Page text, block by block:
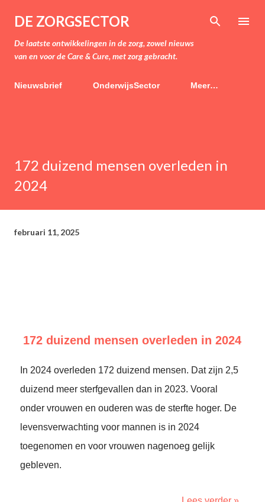
Doorgaan naar hoofdcontent
DE ZORGSECTOR
De laatste ontwikkelingen in de zorg, zowel nieuws
van en voor de Care & Cure, met zorg gebracht.
Nieuwsbrief OnderwijsSector Meer…
172 duizend mensen overleden in
2024
februari 11, 2025
172 duizend mensen overleden in 2024
In 2024 overleden 172 duizend mensen. Dat zijn 2,5
duizend meer sterfgevallen dan in 2023. Vooral
onder vrouwen en ouderen was de sterfte hoger. De
levensverwachting voor mannen is in 2024
toegenomen en voor vrouwen nagenoeg gelijk
gebleven.